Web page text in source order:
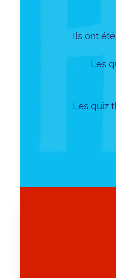
Ils ont
Les
Les quiz